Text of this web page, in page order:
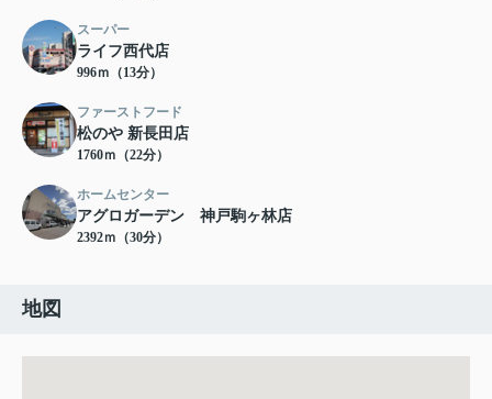
スーパー
ライフ西代店
996ｍ（13分）
ファーストフード
松のや 新長田店
1760ｍ（22分）
ホームセンター
アグロガーデン 神戸駒ヶ林店
2392ｍ（30分）
地図